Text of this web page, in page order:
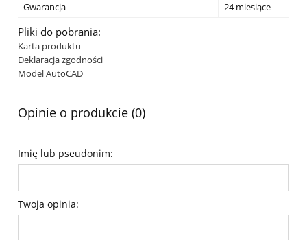
Gwarancja
24 miesiące
Pliki do pobrania:
Karta produktu
Deklaracja zgodności
Model AutoCAD
Opinie o produkcie (0)
Imię lub pseudonim:
Twoja opinia: